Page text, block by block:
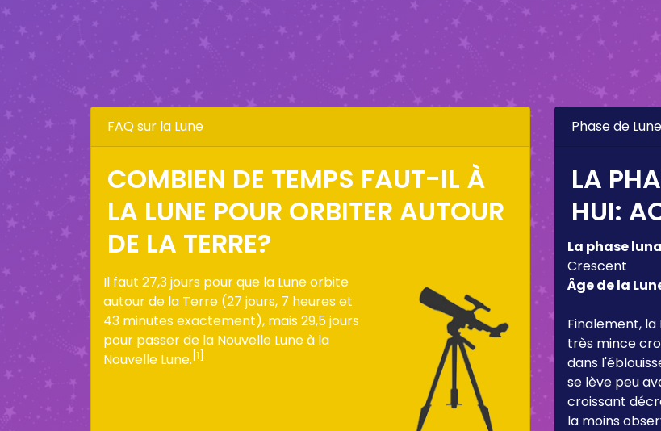
FAQ sur la Lune
COMBIEN DE TEMPS FAUT-IL À
LA LUNE POUR ORBITER AUTOUR
DE LA TERRE?
Il faut 27,3 jours pour que la Lune orbite
autour de la Terre (27 jours, 7 heures et
43 minutes exactement), mais 29,5 jours
pour passer de la Nouvelle Lune à la
Nouvelle Lune. [1]
Phase de
LA
HUI:
La phase
Crescent
Âge de la
Finalement, la
très mince
dans
se lève peu
croissant
la moins